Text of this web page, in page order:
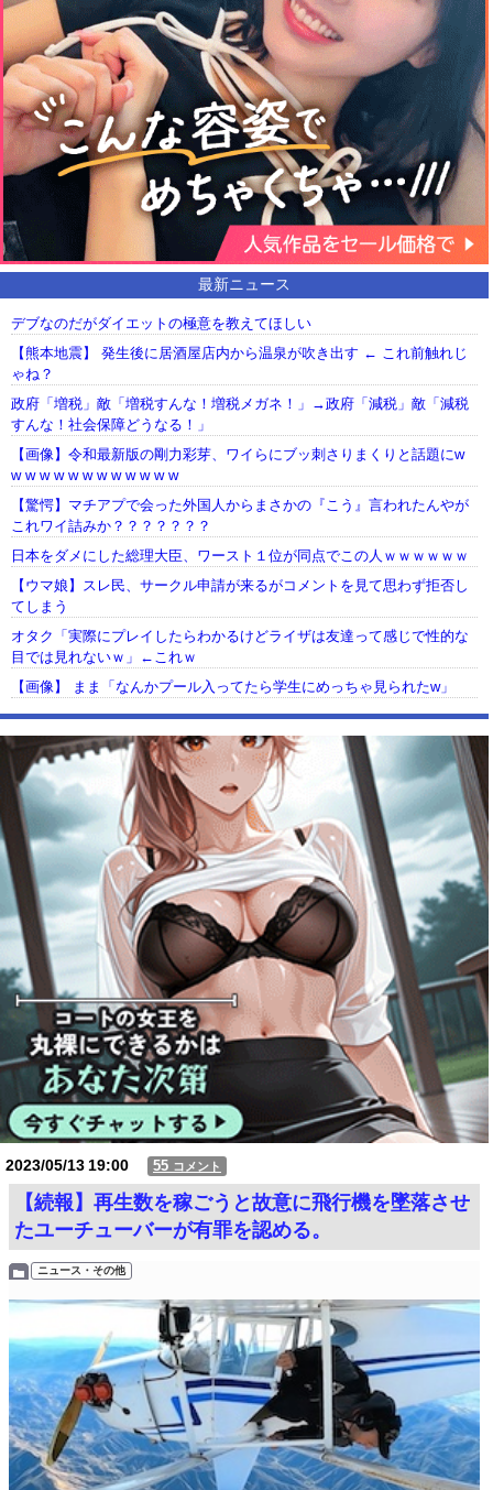
最新ニュース
デブなのだがダイエットの極意を教えてほしい
【熊本地震】 発生後に居酒屋店内から温泉が吹き出す ← これ前触れじ
ゃね？
政府「増税」敵「増税すんな！増税メガネ！」→政府「減税」敵「減税
すんな！社会保障どうなる！」
【画像】令和最新版の剛力彩芽、ワイらにブッ刺さりまくりと話題にw
w w w w w w w w w w w w
【驚愕】マチアプで会った外国人からまさかの『こう』言われたんやが
これワイ詰みか？？？？？？？
日本をダメにした総理大臣、ワースト１位が同点でこの人ｗｗｗｗｗｗ
【ウマ娘】スレ民、サークル申請が来るがコメントを見て思わず拒否し
てしまう
オタク「実際にプレイしたらわかるけどライザは友達って感じで性的な
目では見れないｗ」←これｗ
【画像】 まま「なんかプール入ってたら学生にめっちゃ見られたw」
【動画】USJの禁止エリアに子どもたちが続々乱入 → スタッフが注意し
ても止まらない事態に
Powered by livedoor 相互RSS
2023/05/1319:00 55 コメント
【続報】再生数を稼ごうと故意に飛行機を墜落させ
たユーチューバーが有罪を認める。
ニュース・その他